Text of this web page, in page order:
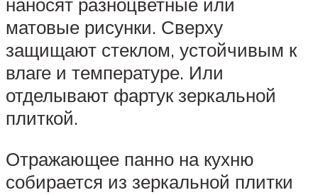
матовые рисунки. Сверху
защищают стеклом, устойчивым к
влаге и температуре. Или
отделывают фартук зеркальной
плиткой.
Отражающее панно на кухню
собирается из зеркальной плитки